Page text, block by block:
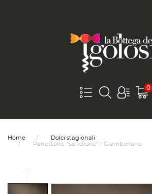
0
Home
Dolci stagionali
Panettone "Sandrone" - Giamberlano